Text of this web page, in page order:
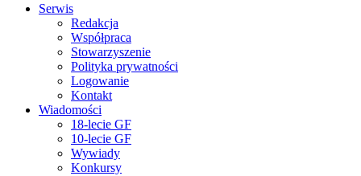
Serwis
Redakcja
Współpraca
Stowarzyszenie
Polityka prywatności
Logowanie
Kontakt
Wiadomości
18-lecie GF
10-lecie GF
Wywiady
Konkursy